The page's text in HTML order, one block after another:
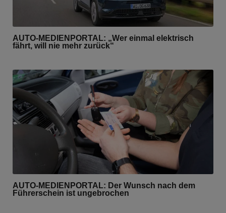
AUTO-MEDIENPORTAL: „Wer einmal elektrisch
fährt, will nie mehr zurück“
AUTO-MEDIENPORTAL: Der Wunsch nach dem
Führerschein ist ungebrochen